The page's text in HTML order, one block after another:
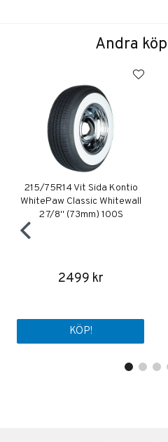
Andra
215/75R14 Vit Sida Kontio
WhitePaw Classic Whitewall
2 7/8" (73mm) 100S
2499 kr
KÖP!